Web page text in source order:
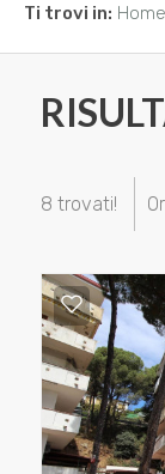
Ti trovi in: Home
8 trovati!
NOSTRA
SERVIZI
CONTATTI
Affitto
Catanzaro
Stalettì